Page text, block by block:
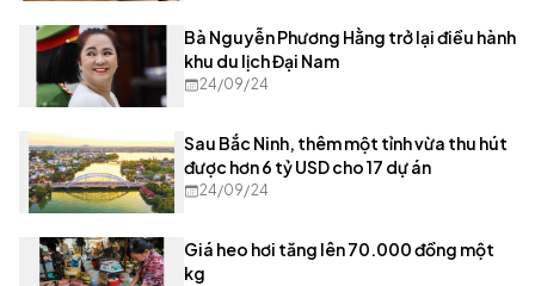
Bà Nguyễn Phương Hằng trở lại điều hành
khu du lịch Đại Nam
24/09/24
Sau Bắc Ninh, thêm một tỉnh vừa thu hút
được hơn 6 tỷ USD cho 17 dự án
24/09/24
Giá heo hơi tăng lên 70.000 đồng một
kg